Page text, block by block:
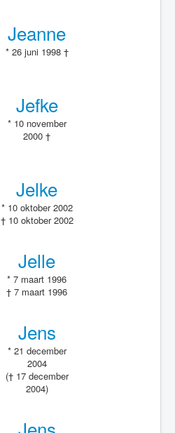
Jeanne
* 26 juni 1998 †
Jefke
* 10 november
2000 †
Jelke
* 10 oktober 2002
† 10 oktober 2002
Jelle
* 7 maart 1996
† 7 maart 1996
Jens
* 21 december
2004
(† 17 december
2004)